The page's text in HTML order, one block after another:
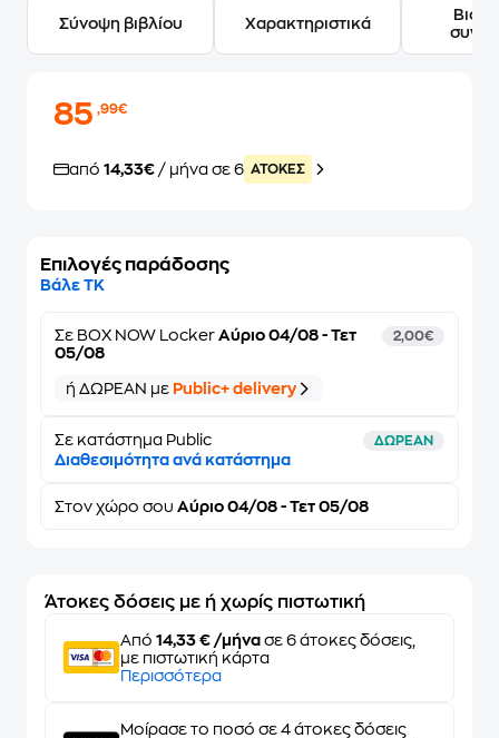
Σύνοψη βιβλίου Χαρακτηριστικά
85,99€
από 14,33€ / μήνα σε 6 ATOKEΣ
Επιλογές παράδοσης
Βάλε ΤΚ
Σε BOX NOW Locker Αύριο 04/08 - Τετ
05/08
2,00€
ή ΔΩΡΕΑΝ με Public+ delivery
Σε κατάστημα Public ΔΩΡΕΑΝ
Διαθεσιμότητα ανά κατάστημα
Στον χώρο σου Αύριο 04/08 - Τετ 05/08
Άτοκες δόσεις με ή χωρίς πιστωτική
Από 14,33 € /μήνα σε 6 άτοκες δόσεις,
με πιστωτική κάρτα
Περισσότερα
Μοίρασε το ποσό σε 4 άτοκες δόσεις